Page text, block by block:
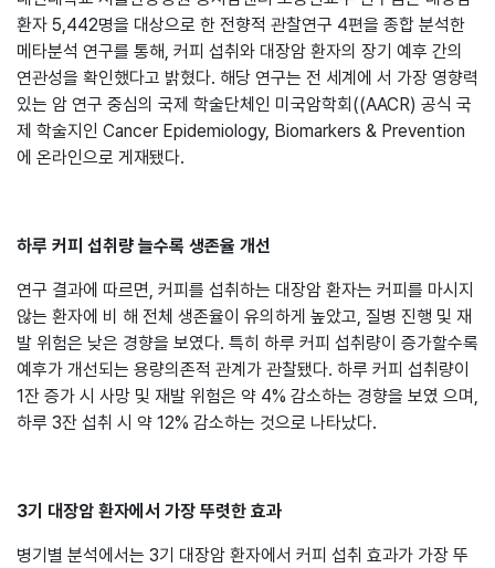
환자 5,442명을 대상으로 한 전향적 관찰연구 4편을 종합 분석한
메타분석 연구를 통해, 커피 섭취와 대장암 환자의 장기 예후 간의
연관성을 확인했다고 밝혔다. 해당 연구는 전 세계에 서 가장 영향력
있는 암 연구 중심의 국제 학술단체인 미국암학회((AACR) 공식 국
제 학술지인 Cancer Epidemiology, Biomarkers & Prevention
에 온라인으로 게재됐다.
하루 커피 섭취량 늘수록 생존율 개선
연구 결과에 따르면, 커피를 섭취하는 대장암 환자는 커피를 마시지
않는 환자에 비 해 전체 생존율이 유의하게 높았고, 질병 진행 및 재
발 위험은 낮은 경향을 보였다. 특히 하루 커피 섭취량이 증가할수록
예후가 개선되는 용량의존적 관계가 관찰됐다. 하루 커피 섭취량이
1잔 증가 시 사망 및 재발 위험은 약 4% 감소하는 경향을 보였 으며,
하루 3잔 섭취 시 약 12% 감소하는 것으로 나타났다.
3기 대장암 환자에서 가장 뚜렷한 효과
병기별 분석에서는 3기 대장암 환자에서 커피 섭취 효과가 가장 뚜